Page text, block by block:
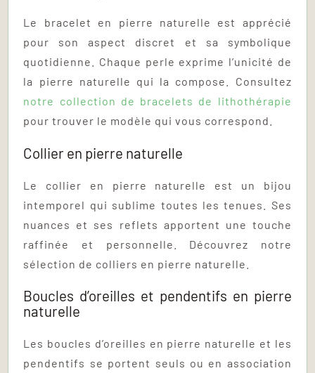
Le bracelet en pierre naturelle est apprécié
pour son aspect discret et sa symbolique
quotidienne. Chaque perle exprime l’unicité de
la pierre naturelle qui la compose. Consultez
notre collection de bracelets de lithothérapie
pour trouver le modèle qui vous correspond.
Collier en pierre naturelle
Le collier en pierre naturelle est un bijou
intemporel qui sublime toutes les tenues. Ses
nuances et ses reflets apportent une touche
raffinée et personnelle. Découvrez notre
sélection de colliers en pierre naturelle.
Boucles d’oreilles et pendentifs en pierre
naturelle
Les boucles d’oreilles en pierre naturelle et les
pendentifs se portent seuls ou en association